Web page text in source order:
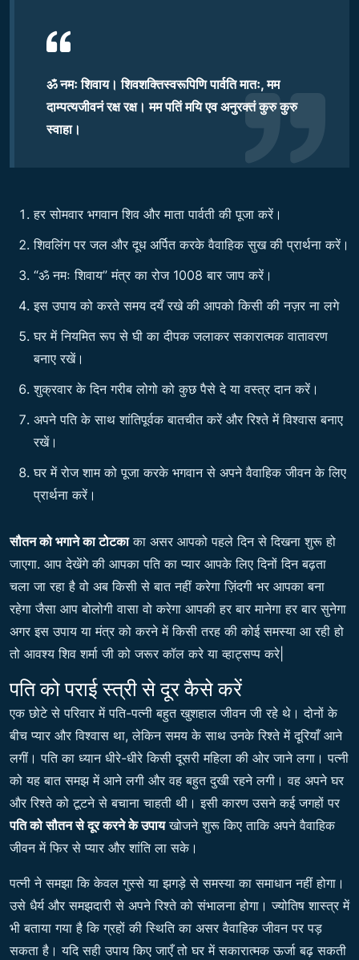
ॐ नमः शिवाय। शिवशक्तिस्वरूपिणि पार्वति मातः, मम
दाम्पत्यजीवनं रक्ष रक्ष। मम पतिं मयि एव अनुरक्तं कुरु कुरु
स्वाहा।
हर सोमवार भगवान शिव और माता पार्वती की पूजा करें।
शिवलिंग पर जल और दूध अर्पित करके वैवाहिक सुख की प्रार्थना करें।
“ॐ नमः शिवाय” मंत्र का रोज 1008 बार जाप करें।
इस उपाय को करते समय दयँ रखे की आपको किसी की नज़र ना लगे
घर में नियमित रूप से घी का दीपक जलाकर सकारात्मक वातावरण
बनाए रखें।
शुक्रवार के दिन गरीब लोगो को कुछ पैसे दे या वस्त्र दान करें।
अपने पति के साथ शांतिपूर्वक बातचीत करें और रिश्ते में विश्वास बनाए
रखें।
घर में रोज शाम को पूजा करके भगवान से अपने वैवाहिक जीवन के लिए
प्रार्थना करें।
सौतन को भगाने का टोटकाका असर आपको पहले दिन से दिखना शुरू हो
जाएगा. आप देखेंगे की आपका पति का प्यार आपके लिए दिनों दिन बढ़ता
चला जा रहा है वो अब किसी से बात नहीं करेगा ज़िंदगी भर आपका बना
रहेगा जैसा आप बोलोगी वासा वो करेगा आपकी हर बार मानेगा हर बार सुनेगा
अगर इस उपाय या मंत्र को करने में किसी तरह की कोई समस्या आ रही हो
तो आवश्य शिव शर्मा जी को जरूर कॉल करे या व्हाट्सप्प करे|
पति को पराई स्त्री से दूर कैसे करें
एक छोटे से परिवार में पति-पत्नी बहुत खुशहाल जीवन जी रहे थे। दोनों के
बीच प्यार और विश्वास था, लेकिन समय के साथ उनके रिश्ते में दूरियाँ आने
लगीं। पति का ध्यान धीरे-धीरे किसी दूसरी महिला की ओर जाने लगा। पत्नी
को यह बात समझ में आने लगी और वह बहुत दुखी रहने लगी। वह अपने घर
और रिश्ते को टूटने से बचाना चाहती थी। इसी कारण उसने कई जगहों पर
पति को सौतन से दूर करने के उपायखोजने शुरू किए ताकि अपने वैवाहिक
जीवन में फिर से प्यार और शांति ला सके।
पत्नी ने समझा कि केवल गुस्से या झगड़े से समस्या का समाधान नहीं होगा।
उसे धैर्य और समझदारी से अपने रिश्ते को संभालना होगा। ज्योतिष शास्त्र में
भी बताया गया है कि ग्रहों की स्थिति का असर वैवाहिक जीवन पर पड़
सकता है। यदि सही उपाय किए जाएँ तो घर में सकारात्मक ऊर्जा बढ़ सकती